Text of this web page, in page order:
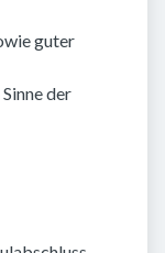
guter
der